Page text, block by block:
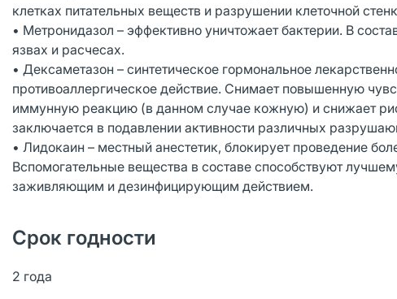
клетках питательных веществ и разрушении клеточной
• Метронидазол – эффективно уничтожает бактерии. В
язвах и расчесах.
• Дексаметазон – синтетическое гормональное
противоаллергическое действие. Снимает повышенную
иммунную реакцию (в данном случае кожную) и снижает
заключается в подавлении активности различных
• Лидокаин – местный анестетик, блокирует проведение
Вспомогательные вещества в составе способствуют
заживляющим и дезинфицирующим действием.
Срок годности
2 года